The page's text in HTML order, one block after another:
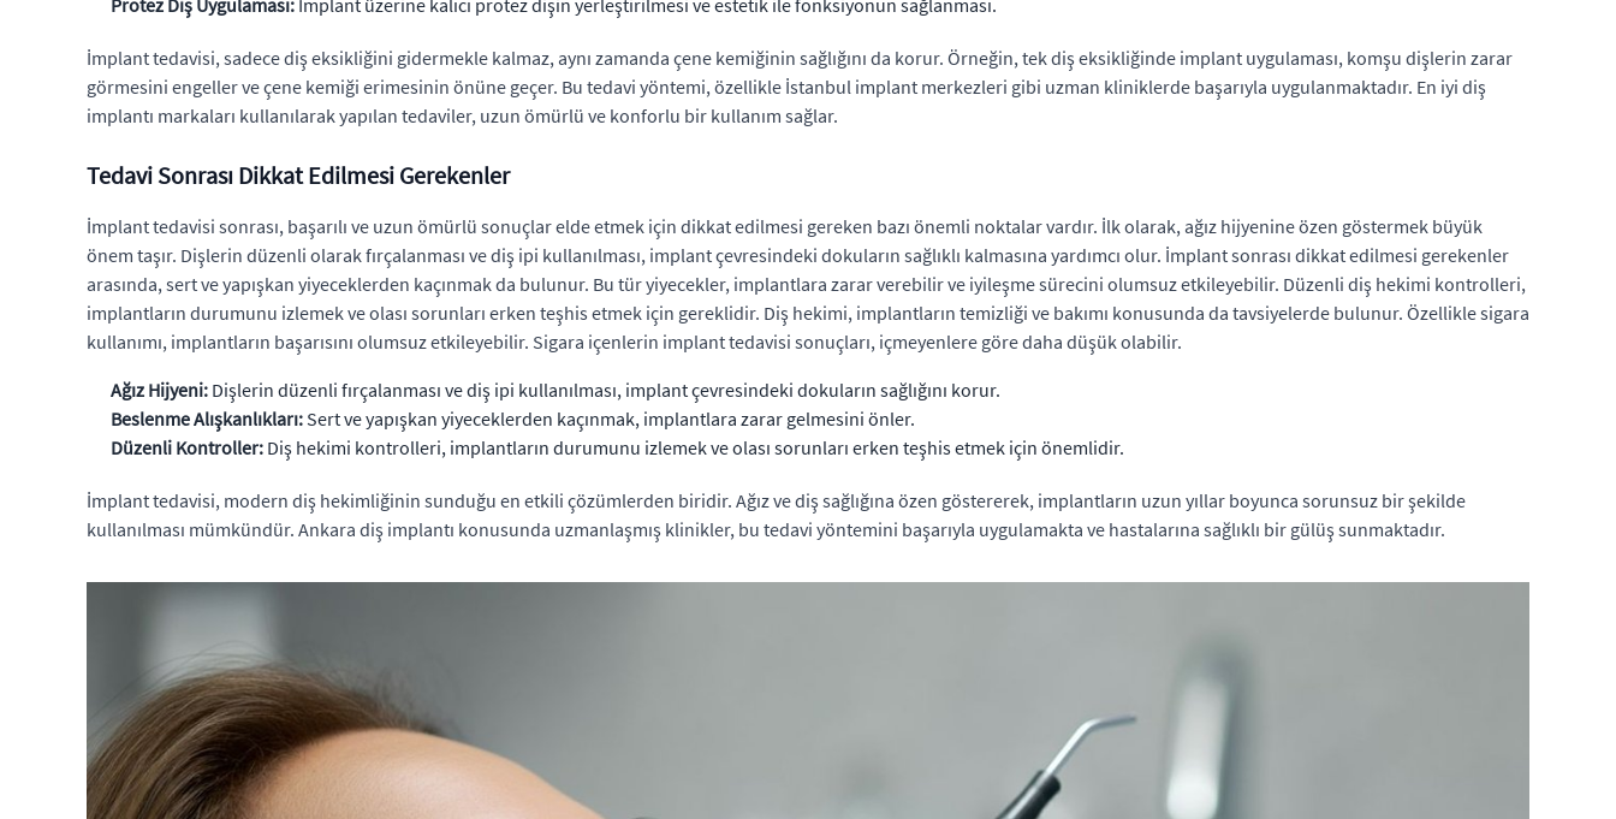
Protez Diş Uygulaması: İmplant üzerine kalıcı protez dişin yerleştirilmesi ve estetik ile fonksiyonun sağlanması.
İmplant tedavisi, sadece diş eksikliğini gidermekle kalmaz, aynı zamanda çene kemiğinin sağlığını da korur. Örneğin, tek diş eksikliğinde implant uygulaması, komşu dişlerin zarar
görmesini engeller ve çene kemiği erimesinin önüne geçer. Bu tedavi yöntemi, özellikle İstanbul implant merkezleri gibi uzman kliniklerde başarıyla uygulanmaktadır. En iyi diş
implantı markaları kullanılarak yapılan tedaviler, uzun ömürlü ve konforlu bir kullanım sağlar.
Tedavi Sonrası Dikkat Edilmesi Gerekenler
İmplant tedavisi sonrası, başarılı ve uzun ömürlü sonuçlar elde etmek için dikkat edilmesi gereken bazı önemli noktalar vardır. İlk olarak, ağız hijyenine özen göstermek büyük
önem taşır. Dişlerin düzenli olarak fırçalanması ve diş ipi kullanılması, implant çevresindeki dokuların sağlıklı kalmasına yardımcı olur. İmplant sonrası dikkat edilmesi gerekenler
arasında, sert ve yapışkan yiyeceklerden kaçınmak da bulunur. Bu tür yiyecekler, implantlara zarar verebilir ve iyileşme sürecini olumsuz etkileyebilir. Düzenli diş hekimi kontrolleri,
implantların durumunu izlemek ve olası sorunları erken teşhis etmek için gereklidir. Diş hekimi, implantların temizliği ve bakımı konusunda da tavsiyelerde bulunur. Özellikle sigara
kullanımı, implantların başarısını olumsuz etkileyebilir. Sigara içenlerin implant tedavisi sonuçları, içmeyenlere göre daha düşük olabilir.
Ağız Hijyeni: Dişlerin düzenli fırçalanması ve diş ipi kullanılması, implant çevresindeki dokuların sağlığını korur.
Beslenme Alışkanlıkları: Sert ve yapışkan yiyeceklerden kaçınmak, implantlara zarar gelmesini önler.
Düzenli Kontroller: Diş hekimi kontrolleri, implantların durumunu izlemek ve olası sorunları erken teşhis etmek için önemlidir.
İmplant tedavisi, modern diş hekimliğinin sunduğu en etkili çözümlerden biridir. Ağız ve diş sağlığına özen göstererek, implantların uzun yıllar boyunca sorunsuz bir şekilde
kullanılması mümkündür. Ankara diş implantı konusunda uzmanlaşmış klinikler, bu tedavi yöntemini başarıyla uygulamakta ve hastalarına sağlıklı bir gülüş sunmaktadır.